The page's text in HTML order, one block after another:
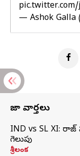
— Ashok Galla
తాజా వార్తలు
IND vs SL XI: సిరాజ్‌
గెలుపు
శ్రీలంక